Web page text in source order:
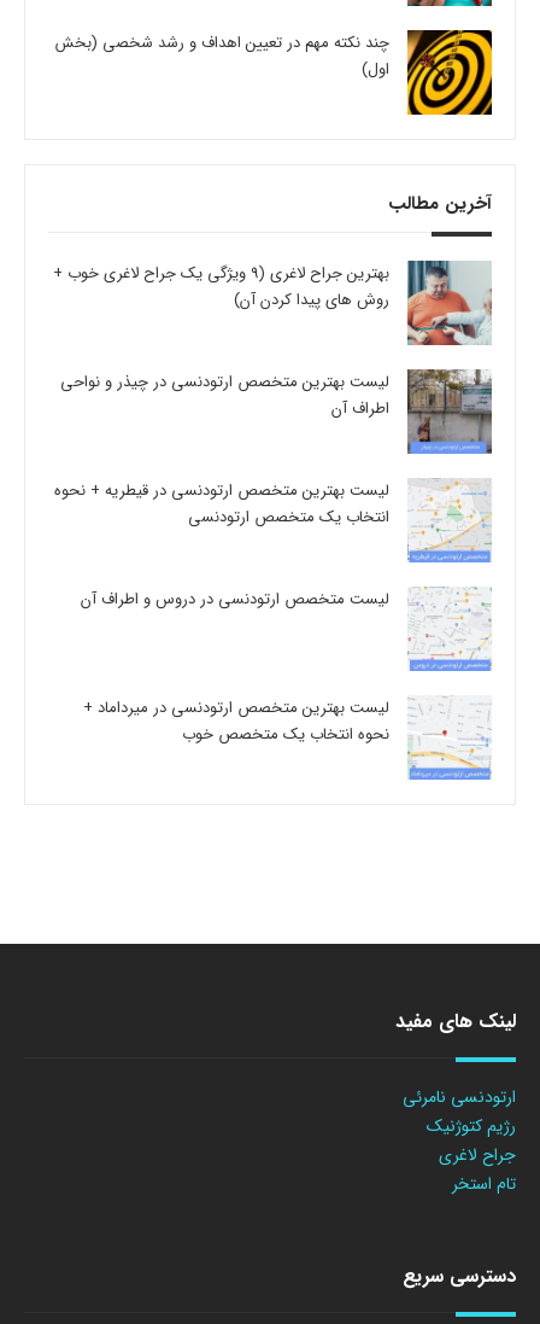
چند نکته مهم در تعیین اهداف و رشد شخصی (بخش
اول)
آخرین مطالب
بهترین جراح لاغری (9 ویژگی یک جراح لاغری خوب +
روش های پیدا کردن آن)
لیست بهترین متخصص ارتودنسی در چیذر و نواحی
اطراف آن
لیست بهترین متخصص ارتودنسی در قیطریه + نحوه
انتخاب یک متخصص ارتودنسی
لیست متخصص ارتودنسی در دروس و اطراف آن
لیست بهترین متخصص ارتودنسی در میرداماد +
نحوه انتخاب یک متخصص خوب
لینک های مفید
ارتودنسی نامرئی
رژیم کتوژنیک
جراح لاغری
تام استخر
دسترسی سریع